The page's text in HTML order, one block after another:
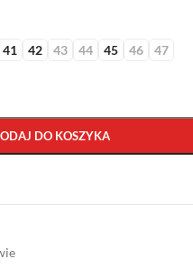
41 42 43 44 45 46 47
DO KOSZYKA